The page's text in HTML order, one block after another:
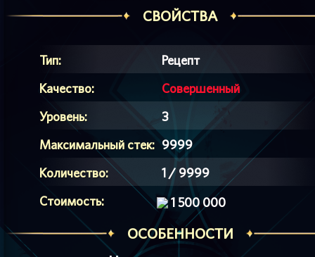
СВОЙСТВА
Тип:
Рецепт
Качество:
Совершенный
Уровень:
3
Максимальный стек: 9999
Количество:
1 / 9999
Стоимость:
1 500 000
ОСОБЕННОСТИ